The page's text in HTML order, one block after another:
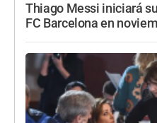
Thiago Messi iniciará
FC Barcelona en